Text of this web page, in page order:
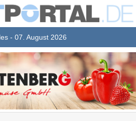
- 07. August 2026